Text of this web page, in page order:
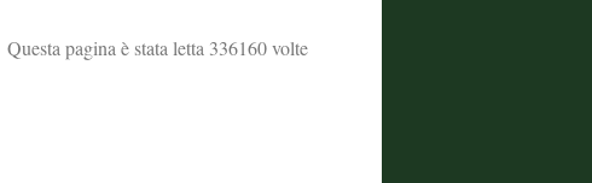
Questa pagina è stata letta 336160 volte